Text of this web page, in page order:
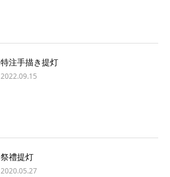
特注手描き提灯
2022.09.15
祭禮提灯
2020.05.27